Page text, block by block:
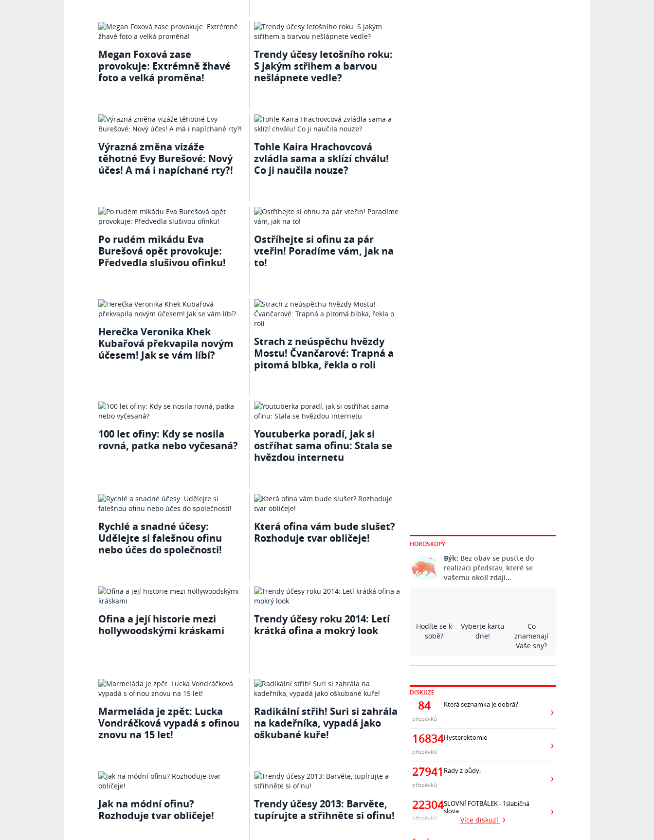
Megan Foxová zase
provokuje: Extrémně žhavé
foto a velká proměna!
Trendy účesy letošního roku:
S jakým střihem a barvou
nešlápnete vedle?
Výrazná změna vizáže
těhotné Evy Burešové: Nový
účes! A má i napíchané rty?!
Tohle Kaira Hrachovcová
zvládla sama a sklízí chválu!
Co ji naučila nouze?
Po rudém mikádu Eva
Burešová opět provokuje:
Předvedla slušivou ofinku!
Ostříhejte si ofinu za pár
vteřin! Poradíme vám, jak na
to!
Herečka Veronika Khek
Kubařová překvapila novým
účesem! Jak se vám líbí?
Strach z neúspěchu hvězdy
Mostu! Čvančarové: Trapná a
pitomá blbka, řekla o roli
100 let ofiny: Kdy se nosila
rovná, patka nebo vyčesaná?
Youtuberka poradí, jak si
ostříhat sama ofinu: Stala se
hvězdou internetu
Rychlé a snadné účesy:
Udělejte si falešnou ofinu
nebo účes do společnosti!
Která ofina vám bude slušet?
Rozhoduje tvar obličeje!
Ofina a její historie mezi
hollywoodskými kráskami
Trendy účesy roku 2014: Letí
krátká ofina a mokrý look
Marmeláda je zpět: Lucka
Vondráčková vypadá s ofinou
znovu na 15 let!
Radikální střih! Suri si zahrála
na kadeřníka, vypadá jako
oškubané kuře!
Jak na módní ofinu?
Rozhoduje tvar obličeje!
Trendy účesy 2013: Barvěte,
tupírujte a střihněte si ofinu!
HOROSKOPY
Býk: Bez obav se pusťte do
realizaci představ, které se
vašemu okolí zdají…
Hodíte se k
sobě?
Vyberte kartu
dne!
Co
znamenají
Vaše sny?
DISKUZE
84
příspěvků
Která seznamka je dobrá?
16834
příspěvků
Hysterektomie
27941
příspěvků
Rady z půdy:
22304
příspěvků
SLOVNÍ FOTBÁLEK - 1slabičná
slova
Více diskuzí